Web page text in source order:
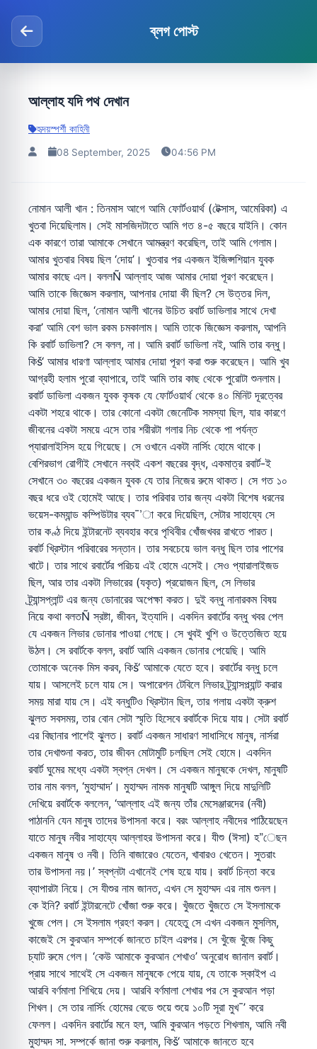
ব্লগ পোস্ট
আল্লাহ যদি পথ দেখান
হৃদয়স্পর্শী কাহিনী
08 September, 2025 04:56 PM
নোমান আলী খান : তিনমাস আগে আমি ফোর্টওয়ার্থ (টেক্সাস, আমেরিকা) এ
খুতবা দিয়েছিলাম। সেই মাসজিদটাতে আমি গত ৪-৫ বছরে যাইনি। কোন
এক কারণে তারা আমাকে সেখানে আমন্ত্রণ করেছিল, তাই আমি গেলাম।
আমার খুতবার বিষয় ছিল ‘দোয়’। খুতবার পর একজন ইজিপ্সশিয়ান যুবক
আমার কাছে এল। বললÑ আল্লাহ আজ আমার দোয়া পূরণ করেছেন।
আমি তাকে জিজ্ঞেস করলাম, আপনার দোয়া কী ছিল? সে উত্তর দিল,
আমার দোয়া ছিল, ‘নোমান আলী খানের উচিত রবার্ট ডাভিলার সাথে দেখা
করা’ আমি বেশ ভাল রকম চমকালাম। আমি তাকে জিজ্ঞেস করলাম, আপনি
কি রবার্ট ডাভিলা? সে বলল, না। আমি রবার্ট ডাভিলা নই, আমি তার বন্ধু।
কিš‘ আমার ধারণা আল্লাহ আমার দোয়া পূরণ করা শুরু করেছেন। আমি খুব
আগ্রহী হলাম পুরো ব্যাপারে, তাই আমি তার কাছ থেকে পুরোটা শুনলাম।
রবার্ট ডাভিলা একজন যুবক কৃষক যে ফোর্টওয়ার্থ থেকে ৪০ মিনিট দূরত্বের
একটা শহরে থাকে। তার কোনো একটা জেনেটিক সমস্যা ছিল, যার কারণে
জীবনের একটা সময়ে এসে তার শরীরটা গলার নিচ থেকে পা পর্যন্ত
প্যারালাইসিস হয়ে গিয়েছে। সে ওখানে একটা নার্সিং হোমে থাকে।
বেশিরভাগ রোগীই সেখানে নব্বই একশ বছরের বৃদ্ধ, একমাত্র রবার্ট-ই
সেখানে ৩০ বছরের একজন যুবক যে তার নিজের রুমে থাকত। সে গত ১০
বছর ধরে ওই হোমেই আছে। তার পরিবার তার জন্য একটা বিশেষ ধরনের
ভয়েস-কম্যান্ড কম্পিউটার ব্যব¯’া করে দিয়েছিল, সেটার সাহায্যে সে
তার কণ্ঠ দিয়ে ইন্টারনেট ব্যবহার করে পৃথিবীর খোঁজখবর রাখতে পারত।
রবার্ট খ্রিস্টান পরিবারের সন্তান। তার সবচেয়ে ভাল বন্ধু ছিল তার পাশের
খাটে। তার সাথে রবার্টের পরিচয় এই হোমে এসেই। সেও প্যারালাইজড
ছিল, আর তার একটা লিভারের (যকৃত) প্রয়োজন ছিল, সে লিভার
ট্র্যান্সপ্লান্ট এর জন্য ডোনারের অপেক্ষা করত। দুই বন্ধু নানারকম বিষয়
নিয়ে কথা বলতÑ স্রষ্টা, জীবন, ইত্যাদি। একদিন রবার্টের বন্ধু খবর পেল
যে একজন লিভার ডোনার পাওয়া গেছে। সে খুবই খুশি ও উত্তেজিত হয়ে
উঠল। সে রবার্টকে বলল, রবার্ট আমি একজন ডোনার পেয়েছি। আমি
তোমাকে অনেক মিস করব, কিš‘ আমাকে যেতে হবে। রবার্টের বন্ধু চলে
যায়। আসলেই চলে যায় সে। অপারেশন টেবিলে লিভার ট্র্যান্সপ্ল্যান্ট করার
সময় মারা যায় সে। এই বন্ধুটিও খ্রিস্টান ছিল, তার গলায় একটা ক্রুশ
ঝুলত সবসময়, তার বোন সেটা স্মৃতি হিসেবে রবার্টকে দিয়ে যায়। সেটা রবার্ট
এর বিছানার পাশেই ঝুলত। রবার্ট একজন সাধারণ সাধাসিধে মানুষ, নার্সরা
তার দেখাশুনা করত, তার জীবন মোটামুটি চলছিল সেই হোমে। একদিন
রবার্ট ঘুমের মধ্যে একটা স্বপ্ন দেখল। সে একজন মানুষকে দেখল, মানুষটি
তার নাম বলল, ‘মুহাম্মাদ’। মুহাম্মদ নামক মানুষটি আঙ্গুল দিয়ে মাদুলিটি
দেখিয়ে রবার্টকে বললেন, ‘আল্লাহ এই জন্য তাঁর মেসেঞ্জারদের (নবী)
পাঠাননি যেন মানুষ তাদের উপাসনা করে। বরং আল্লাহ নবীদের পাঠিয়েছেন
যাতে মানুষ নবীর সাহায্যে আল্লাহর উপাসনা করে। যীশু (ঈসা) হ”েছন
একজন মানুষ ও নবী। তিনি বাজারেও যেতেন, খাবারও খেতেন। সুতরাং
তার উপাসনা নয়।’ স্বপ্নটা এখানেই শেষ হয়ে যায়। রবার্ট চিন্তা করে
ব্যাপারটা নিয়ে। সে যীশুর নাম জানত, এখন সে মুহাম্মদ এর নাম শুনল।
কে ইনি? রবার্ট ইন্টারনেটে খোঁজা শুরু করে। খুঁজতে খুঁজতে সে ইসলামকে
খুজে পেল। সে ইসলাম গ্রহণ করল। যেহেতু সে এখন একজন মুসলিম,
কাজেই সে কুরআন সম্পর্কে জানতে চাইল এরপর। সে খুঁজে খুঁজে কিছু
চ্যাট রুমে গেল। ‘কেউ আমাকে কুরআন শেখাও’ অনুরোধ জানাল রবার্ট।
প্রায় সাথে সাথেই সে একজন মানুষকে পেয়ে যায়, যে তাকে স্কাইপ এ
আরবি বর্ণমালা শিখিয়ে দেয়। আরবি বর্ণমালা শেখার পর সে কুরআন পড়া
শিখল। সে তার নার্সিং হোমের বেডে শুয়ে শুয়ে ১০টি সূরা মুখ¯’ করে
ফেলল। একদিন রবার্টের মনে হল, আমি কুরআন পড়তে শিখলাম, আমি নবী
মুহাম্মদ সা. সম্পর্কে জানা শুরু করলাম, কিš‘ আমাকে জানতে হবে